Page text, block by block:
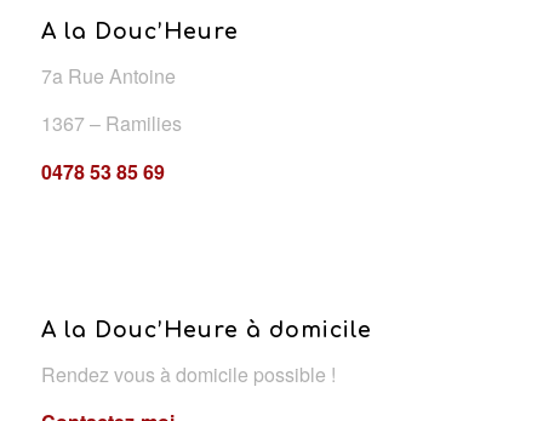
A la Douc’Heure
7a Rue Antoine
1367 – Ramilies
0478 53 85 69
A la Douc’Heure à domicile
Rendez vous à domicile possible !